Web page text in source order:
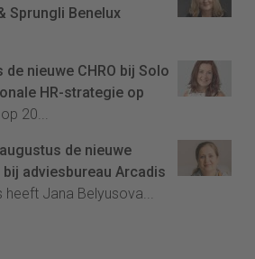
Sprungli Benelux
nieuwe CHRO bij Solo
HR-strategie op
20...
de nieuwe
adviesbureau Arcadis
heeft Jana Belyusova...